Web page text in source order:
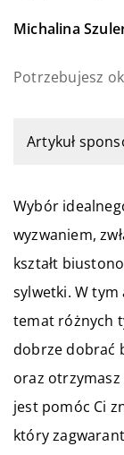
Michalina
Potrzebujesz
Artykuł
Wybór
wyzwaniem,
kształt
sylwetki. W
temat różnych
dobrze dobrać
oraz
jest pomóc Ci
który